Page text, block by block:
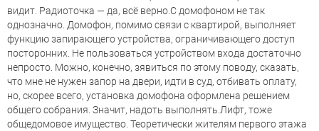
видит. Радиоточка — да, всё верно.С домофоном не так
однозначно. Домофон, помимо связи с квартирой, выполняет
функцию запирающего устройства, ограничивающего доступ
посторонних. Не пользоваться устройством входа достаточно
непросто. Можно, конечно, зявиться по этому поводу, сказать,
что мне не нужен запор на двери, идти в суд, отбивать оплату,
но, скорее всего, установка домофона оформлена решением
общего собрания. Значит, надоть выполнять.Лифт, тоже
общедомовое имущество. Теоретически жителям первого этажа